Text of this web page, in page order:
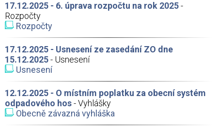
17.12.2025 - 6. úprava rozpočtu na rok 2025-
Rozpočty
Rozpočty
17.12.2025 - Usnesení ze zasedání ZO dne
15.12.2025- Usnesení
Usnesení
12.12.2025 - O místním poplatku za obecní systém
odpadového hos- Vyhlášky
Obecně závazná vyhláška